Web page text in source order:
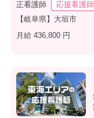
正看護師 応援看護師
【岐阜県】大垣市
月給 436,800 円